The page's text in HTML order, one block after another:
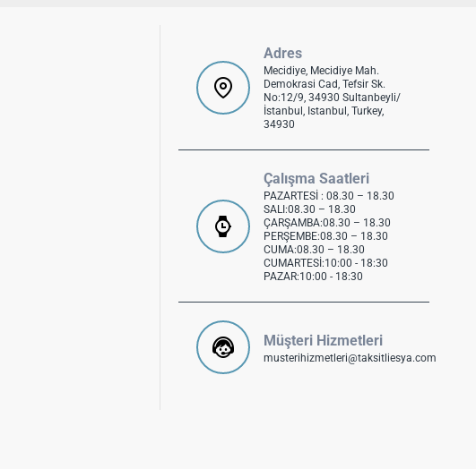
Adres
Mecidiye, Mecidiye Mah.
Demokrasi Cad, Tefsir Sk.
No:12/9, 34930 Sultanbeyli/
İstanbul, Istanbul, Turkey,
34930
Çalışma Saatleri
PAZARTESİ : 08.30 – 18.30
SALI:08.30 – 18.30
ÇARŞAMBA:08.30 – 18.30
PERŞEMBE:08.30 – 18.30
CUMA:08.30 – 18.30
CUMARTESİ:10:00 - 18:30
PAZAR:10:00 - 18:30
Müşteri Hizmetleri
musterihizmetleri@taksitliesya.com